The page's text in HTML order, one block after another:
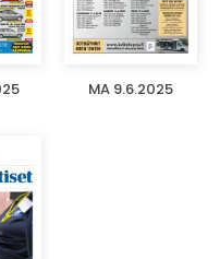
MA 9.6.2025